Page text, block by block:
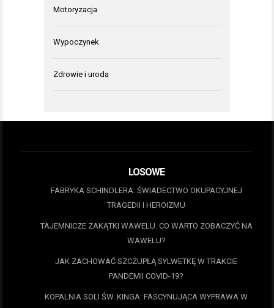
Motoryzacja
Wypoczynek
Zdrowie i uroda
LOSOWE
FABRYKA SCHINDLERA: ŚWIADECTWO OKUPACYJNEJ
TRAGEDII I HEROIZMU
TAJEMNICZE ZAKĄTKI WAWELU. CO WARTO ZOBACZYĆ NA
WAWELU?
JAK ZACHOWAĆ SZCZUPŁĄ SYLWETKĘ W TRAKCIE
PANDEMII COVID-19?
KOPALNIA SOLI ŚW. KINGA: FASCYNUJĄCA WYPRAWA W